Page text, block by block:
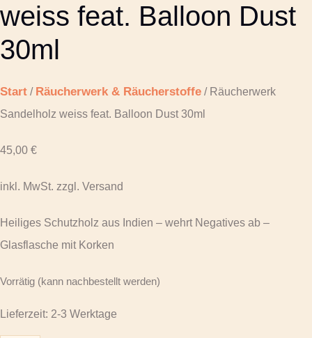
weiss feat. Balloon Dust
30ml
Start / Räucherwerk & Räucherstoffe / Räucherwerk
Sandelholz weiss feat. Balloon Dust 30ml
45,00 €
inkl. MwSt. zzgl. Versand
Heiliges Schutzholz aus Indien – wehrt Negatives ab –
Glasflasche mit Korken
Vorrätig (kann nachbestellt werden)
Lieferzeit: 2-3 Werktage